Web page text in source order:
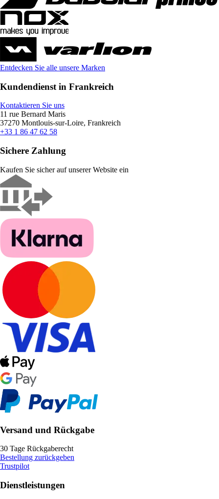
Entdecken Sie alle unsere Marken
Kundendienst in Frankreich
Kontaktieren Sie uns
11 rue Bernard Maris
37270 Montlouis-sur-Loire, Frankreich
+33 1 86 47 62 58
Sichere Zahlung
Kaufen Sie sicher auf unserer Website ein
Versand und Rückgabe
30 Tage Rückgaberecht
Bestellung zurückgeben
Trustpilot
Dienstleistungen